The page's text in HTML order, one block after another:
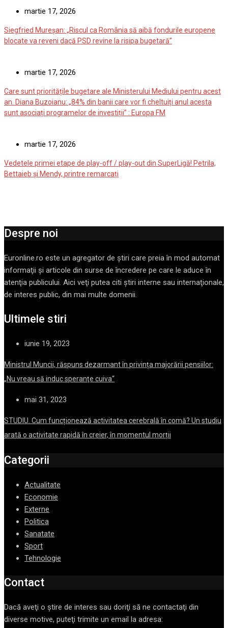
martie 17, 2026
Siegfried Mureșan: „Riscul ca România să aibă fondurile europene
blocate va reveni dacă PSD revine la risipa bugetară”
martie 17, 2026
Care sunt prioritățile bugetare ale Ministerului Mediului pentru acest
an. Diana Buzoianu: „84% din banii care vor fi cheltuiți anul acesta
sunt asociați programelor de investiții” : Europa FM
martie 17, 2026
Vedetele primei etape de play-off / play-out din SuperLigă! Petrila,
Bettaieb și Mendy, printre remarcați
Despre noi
Euronline.ro este un agregator de ştiri care preia în mod automat
informaţii şi articole din surse de încredere pe care le aduce în
atenţia publicului. Aici veţi putea citi ştiri interne sau internaţionale,
de interes public, din mai multe domenii.
Ultimele stiri
iunie 19, 2023
Ministrul Muncii, răspuns dezarmant în privința majorării pensiilor:
„Nu vreau să induc speranţe cuiva“
mai 31, 2023
STUDIU. Cum funcționează activitatea cerebrală în comă? Un studiu
arată o activitate rapidă în creier, în momentul morții
Categorii
Actualitate
Economie
Externe
Politica
Sanatate
Sport
Tehnologie
Contact
Dacă aveţi o ştire de interes sau doriţi să ne contactaţi din
diverse motive, puteţi trimite un email la adresa: